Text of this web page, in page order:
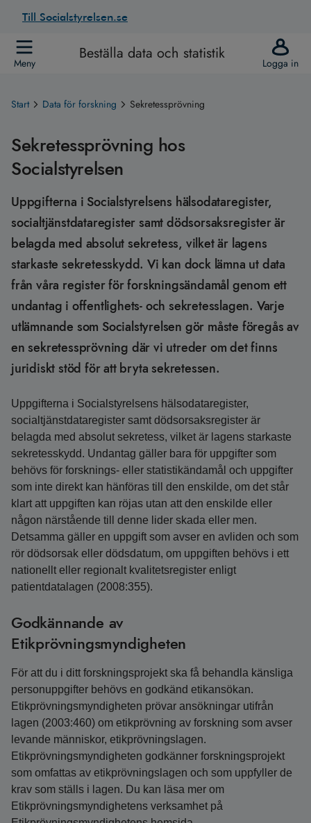
Till Socialstyrelsen.se
Meny Beställa data och statistik Logga in
Start Data för forskning Sekretessprövning
Sekretessprövning hos
Socialstyrelsen
Uppgifterna i Socialstyrelsens hälsodataregister,
socialtjänstdataregister samt dödsorsaksregister är
belagda med absolut sekretess, vilket är lagens
starkaste sekretesskydd. Vi kan dock lämna ut data
från våra register för forskningsändamål genom ett
undantag i offentlighets- och sekretesslagen. Varje
utlämnande som Socialstyrelsen gör måste föregås av
en sekretessprövning där vi utreder om det finns
juridiskt stöd för att bryta sekretessen.
Uppgifterna i Socialstyrelsens hälsodataregister,
socialtjänstdataregister samt dödsorsaksregister är
belagda med absolut sekretess, vilket är lagens starkaste
sekretesskydd. Undantag gäller bara för uppgifter som
behövs för forsknings- eller statistikändamål och uppgifter
som inte direkt kan hänföras till den enskilde, om det står
klart att uppgiften kan röjas utan att den enskilde eller
någon närstående till denne lider skada eller men.
Detsamma gäller en uppgift som avser en avliden och som
rör dödsorsak eller dödsdatum, om uppgiften behövs i ett
nationellt eller regionalt kvalitetsregister enligt
patientdatalagen (2008:355).
Godkännande av
Etikprövningsmyndigheten
För att du i ditt forskningsprojekt ska få behandla känsliga
personuppgifter behövs en godkänd etikansökan.
Etikprövningsmyndigheten prövar ansökningar utifrån
lagen (2003:460) om etikprövning av forskning som avser
levande människor, etikprövningslagen.
Etikprövningsmyndigheten godkänner forskningsprojekt
som omfattas av etikprövningslagen och som uppfyller de
krav som ställs i lagen. Du kan läsa mer om
Etikprövningsmyndighetens verksamhet på